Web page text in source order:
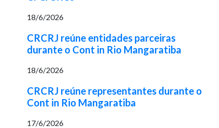
18/6/2026
CRCRJ reúne entidades parceiras
durante o Cont in Rio Mangaratiba
18/6/2026
CRCRJ reúne representantes durante o
Cont in Rio Mangaratiba
17/6/2026